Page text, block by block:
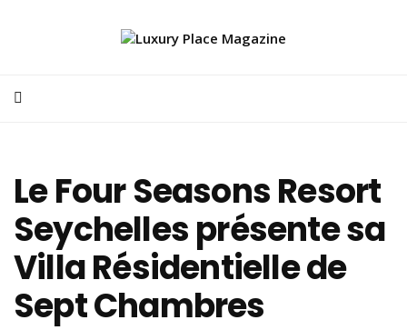
Le Four Seasons Resort
Seychelles présente sa
Villa Résidentielle de
Sept Chambres